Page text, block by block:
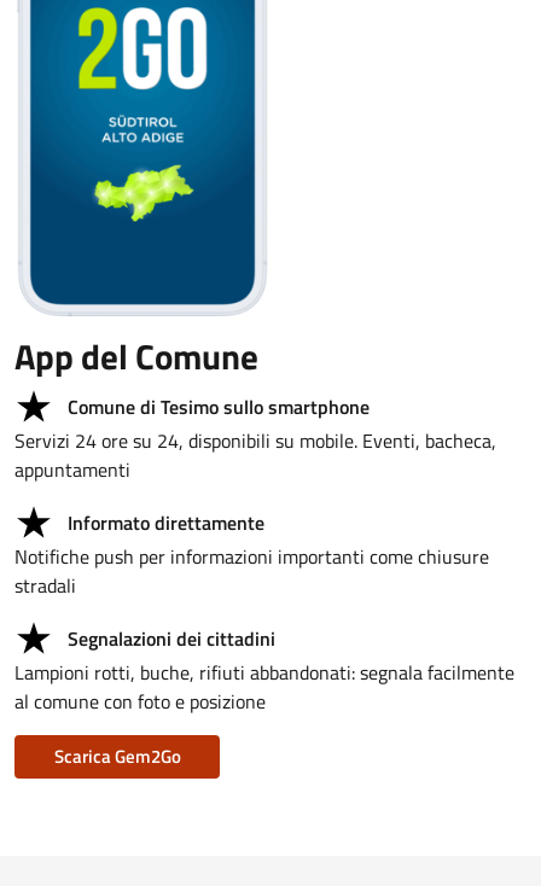
App del Comune
Comune di Tesimo sullo smartphone
Servizi 24 ore su 24, disponibili su mobile. Eventi, bacheca,
appuntamenti
Informato direttamente
Notifiche push per informazioni importanti come chiusure
stradali
Segnalazioni dei cittadini
Lampioni rotti, buche, rifiuti abbandonati: segnala facilmente
al comune con foto e posizione
Scarica Gem2Go